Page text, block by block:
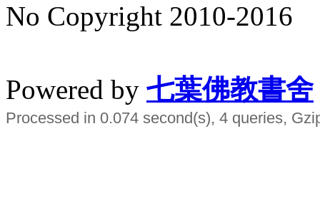
No Copyright 2010-2016
Powered by 七葉佛教書舍
Processed in 0.074 second(s), 4 queries,